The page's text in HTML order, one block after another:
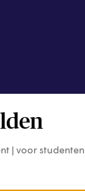
| voor studenten